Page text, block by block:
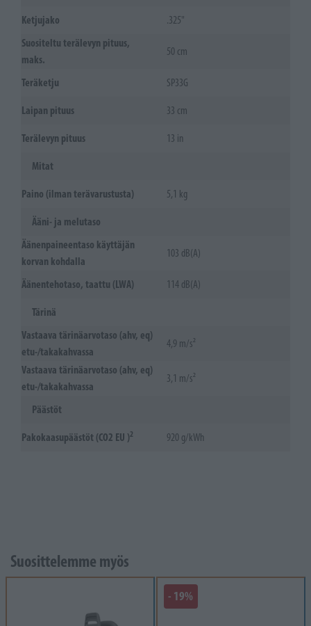
Ketjujako
.325"
Suositeltu terälevyn pituus,
maks.
50 cm
Teräketju SP33G
Laipan pituus 33 cm
Terälevyn pituus 13 in
Mitat
Paino (ilman terävarustusta) 5,1 kg
Ääni- ja melutaso
Äänenpaineentaso käyttäjän
korvan kohdalla
103 dB(A)
Äänentehotaso, taattu (LWA) 114 dB(A)
Tärinä
Vastaava tärinäarvotaso (ahv, eq)
etu-/takakahvassa
4,9 m/s²
Vastaava tärinäarvotaso (ahv, eq)
etu-/takakahvassa
3,1 m/s²
Päästöt
Pakokaasupäästöt (CO2 EU )2 920 g/kWh
Suosittelemme myös
- 19%